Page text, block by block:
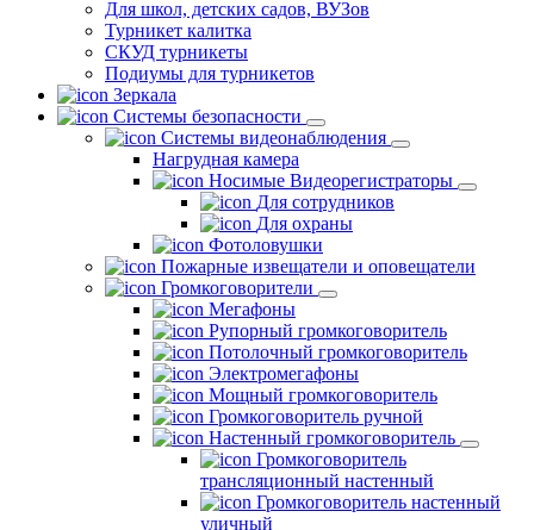
Для школ, детских садов, ВУЗов
Турникет калитка
СКУД турникеты
Подиумы для турникетов
Зеркала
Системы безопасности
Системы видеонаблюдения
Нагрудная камера
Носимые Видеорегистраторы
Для сотрудников
Для охраны
Фотоловушки
Пожарные извещатели и оповещатели
Громкоговорители
Мегафоны
Рупорный громкоговоритель
Потолочный громкоговоритель
Электромегафоны
Мощный громкоговоритель
Громкоговоритель ручной
Настенный громкоговоритель
Громкоговоритель
трансляционный настенный
Громкоговоритель настенный
уличный